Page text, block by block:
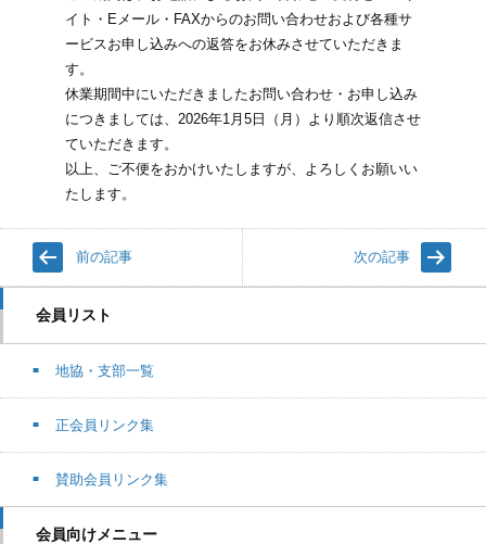
イト・Eメール・FAXからのお問い合わせおよび各種サ
ービスお申し込みへの返答をお休みさせていただきま
す。
休業期間中にいただきましたお問い合わせ・お申し込み
につきましては、2026年1月5日（月）より順次返信させ
ていただきます。
以上、ご不便をおかけいたしますが、よろしくお願いい
たします。
前の記事 次の記事
会員リスト
地協・支部一覧
正会員リンク集
賛助会員リンク集
会員向けメニュー